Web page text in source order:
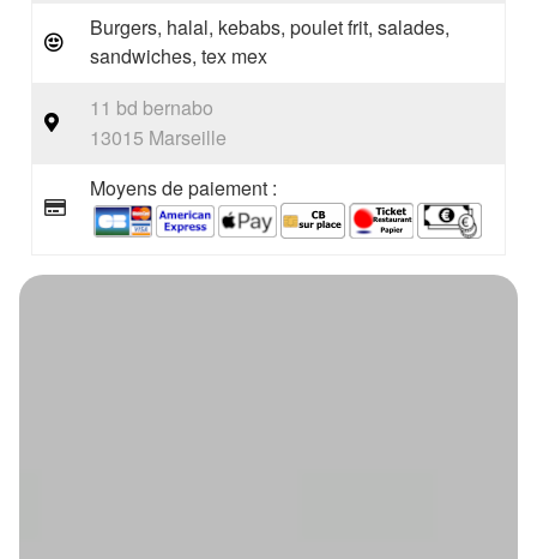
Burgers, halal, kebabs, poulet frit, salades,
sandwiches, tex mex
11 bd bernabo
13015 Marseille
Moyens de paiement :